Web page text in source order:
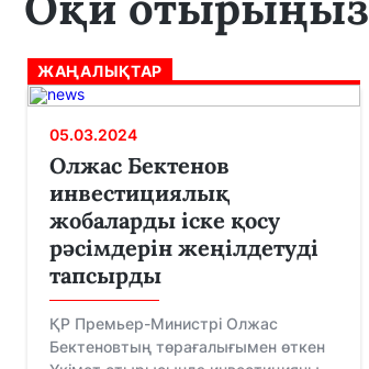
ЖАҢАЛЫҚТАР
05.03.2024
Олжас Бектенов
инвестициялық
жобаларды іске қосу
рәсімдерін жеңілдетуді
тапсырды
ҚР Премьер-Министрі Олжас
Бектеновтың төрағалығымен өткен